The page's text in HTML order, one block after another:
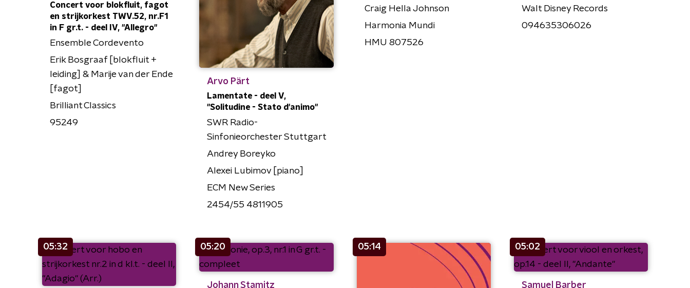
Concert voor blokfluit, fagot
en strijkorkest TWV.52, nr.F1
in F gr.t. - deel IV, "Allegro"
Ensemble Cordevento
Erik Bosgraaf [blokfluit +
leiding] & Marije van der Ende
[fagot]
Brilliant Classics
95249
Arvo Pärt
Lamentate - deel V,
"Solitudine - Stato d'animo"
SWR Radio-
Sinfonieorchester Stuttgart
Andrey Boreyko
Alexei Lubimov [piano]
ECM New Series
2454/55 4811905
Craig Hella Johnson
Harmonia Mundi
HMU 807526
Walt Disney Records
094635306026
05:32 05:20
Johann Stamitz
05:14 05:02
Samuel Barber